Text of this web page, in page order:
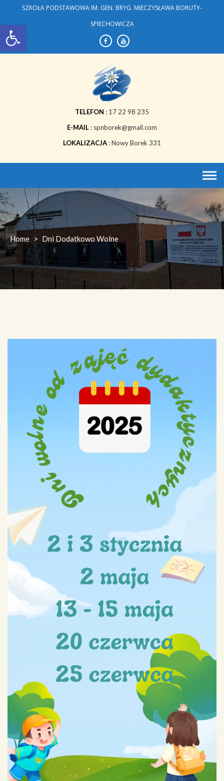
Open toolbar
content
SZKOŁA PODSTAWOWA IM. GEN. BRYG. MIECZYSŁAWA BORUTY-
SPIECHOWICZA
TELEFON
17 22 98 235
E-MAIL
spnborek@gmail.com
LOKALIZACJA Nowy Borek 331
Home > Dni Dodatkowo Wolne